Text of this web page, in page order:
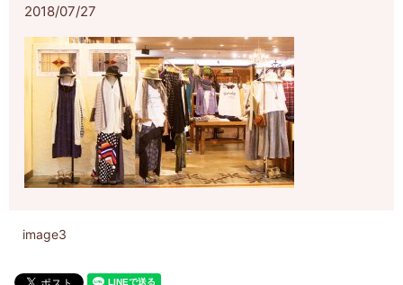
2018/07/27
image3